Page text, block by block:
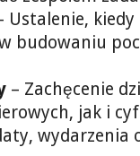
Ustalenie,
budowaniu
– Zachęcenie
jak i